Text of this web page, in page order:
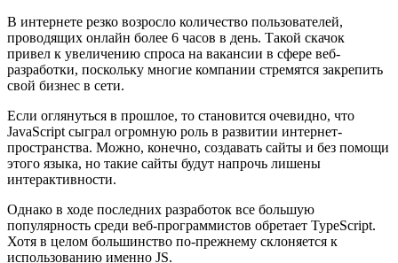
В интернете резко возросло количество пользователей,
проводящих онлайн более 6 часов в день. Такой скачок
привел к увеличению спроса на вакансии в сфере веб-
разработки, поскольку многие компании стремятся закрепить
свой бизнес в сети.
Если оглянуться в прошлое, то становится очевидно, что
JavaScript сыграл огромную роль в развитии интернет-
пространства. Можно, конечно, создавать сайты и без помощи
этого языка, но такие сайты будут напрочь лишены
интерактивности.
Однако в ходе последних разработок все большую
популярность среди веб-программистов обретает TypeScript.
Хотя в целом большинство по-прежнему склоняется к
использованию именно JS.